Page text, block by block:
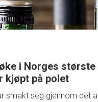
i Norges
kjøpt på polet
smakt seg gjennom det